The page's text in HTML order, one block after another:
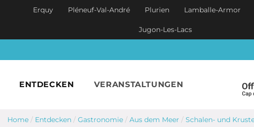
Skip to main content
Erquy Pléneuf-Val-André Plurien Lamballe-Armor
Jugon-Les-Lacs
ENTDECKEN VERANSTALTUNGEN
Home / Entdecken / Gastronomie / Aus dem Meer / Schalen- und